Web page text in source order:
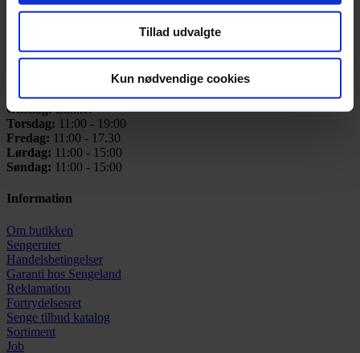
Tillad udvalgte
Kun nødvendige cookies
Email:info@sengeland.dk
Åbningstider
11:00 - 17:30
Tirsdag:11:00 - 17.30
Onsdag:Lukket
Torsdag: 11:00 - 19:00
Fredag: 11:00 - 17.30
Lørdag: 11:00 - 15:00
Søndag: 11:00 - 15:00
Information
Om butikken
Sengeruter
Handelsbetingelser
Garanti hos Sengeland
Reklamation
Fortrydelsesret
Senge tilbud katalog
Sortiment
Job